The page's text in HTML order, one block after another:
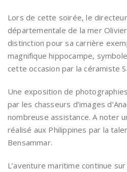
Lors de cette soirée, le directeur
départementale de la mer
distinction pour sa carrière
magnifique hippocampe,
cette occasion par la céramiste
Une exposition de
par les chasseurs d’images
nombreuse assistance. A noter
réalisé aux Philippines par la
Bensammar.
L’aventure maritime continue